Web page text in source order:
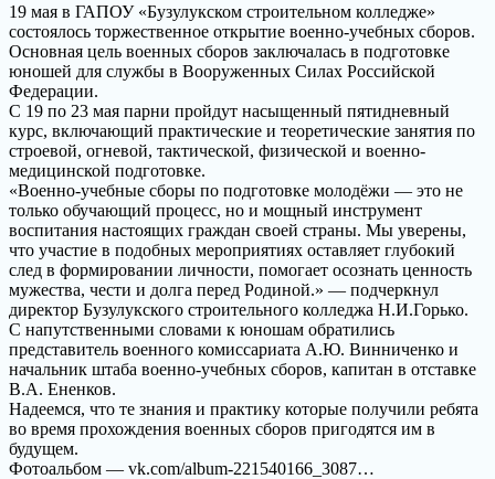
19 мая в ГАПОУ «Бузулукском строительном колледже»
состоялось торжественное открытие военно-учебных сборов.
Основная цель военных сборов заключалась в подготовке
юношей для службы в Вооруженных Силах Российской
Федерации.
С 19 по 23 мая парни пройдут насыщенный пятидневный
курс, включающий практические и теоретические занятия по
строевой, огневой, тактической, физической и военно-
медицинской подготовке.
«Военно-учебные сборы по подготовке молодёжи — это не
только обучающий процесс, но и мощный инструмент
воспитания настоящих граждан своей страны. Мы уверены,
что участие в подобных мероприятиях оставляет глубокий
след в формировании личности, помогает осознать ценность
мужества, чести и долга перед Родиной.» — подчеркнул
директор Бузулукского строительного колледжа Н.И.Горько.
С напутственными словами к юношам обратились
представитель военного комиссариата А.Ю. Винниченко и
начальник штаба военно-учебных сборов, капитан в отставке
В.А. Ененков.
Надеемся, что те знания и практику которые получили ребята
во время прохождения военных сборов пригодятся им в
будущем.
Фотоальбом — vk.com/album-221540166_3087…